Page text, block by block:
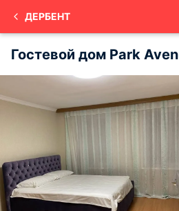
ДЕРБЕНТ
Гостевой дом Park